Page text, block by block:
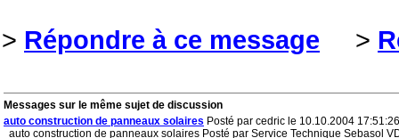
> Répondre à ce message >
Messages sur le même sujet de discussion
auto construction de panneaux solaires Posté par cedric le 10.10.2004 17:51:26
auto construction de panneaux solaires Posté par Service Technique Sebasol